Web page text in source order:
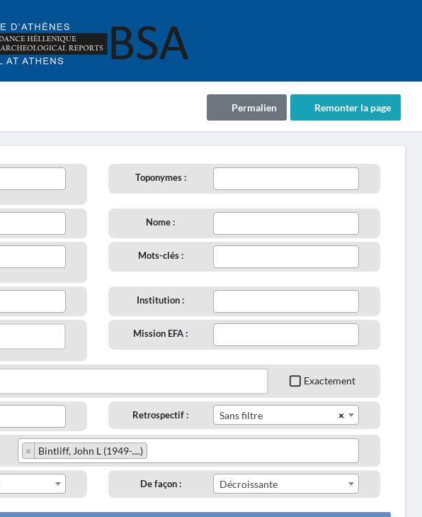
Remonter la page
Permalien
Toponymes :
Nome :
Mots-clés :
Institution :
Mission EFA :
Exactement
Retrospectif : ×
Sans filtre
× Bintliff, John L (1949-....)
De façon : Décroissante